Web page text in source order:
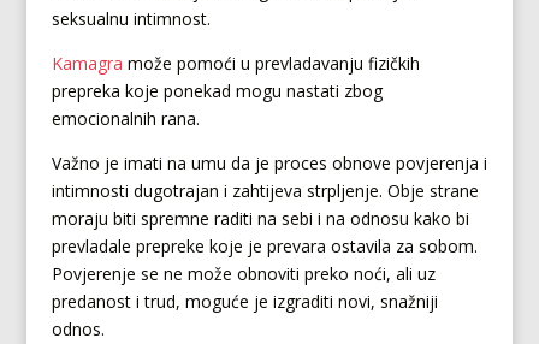
seksualnu intimnost.
Kamagra može pomoći u prevladavanju fizičkih
prepreka koje ponekad mogu nastati zbog
emocionalnih rana.
Važno je imati na umu da je proces obnove povjerenja i
intimnosti dugotrajan i zahtijeva strpljenje. Obje strane
moraju biti spremne raditi na sebi i na odnosu kako bi
prevladale prepreke koje je prevara ostavila za sobom.
Povjerenje se ne može obnoviti preko noći, ali uz
predanost i trud, moguće je izgraditi novi, snažniji
odnos.